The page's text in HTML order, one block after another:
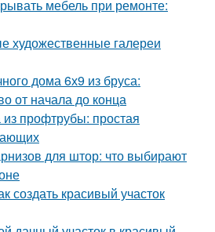
мебель при ремонте:
художественные галереи
дома 6х9 из бруса:
от начала до конца
профтрубы: простая
для штор: что выбирают
создать красивый участок